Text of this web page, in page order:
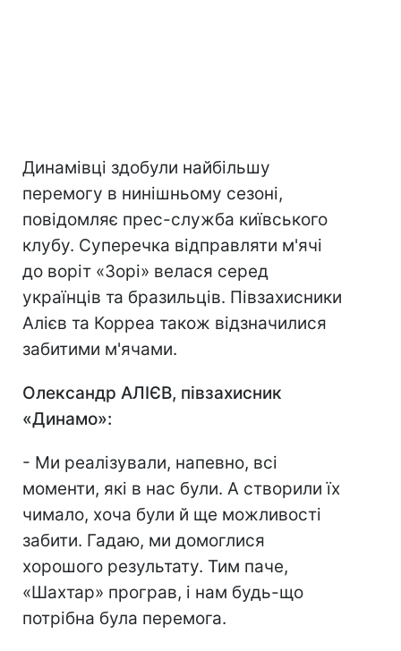
Динамівці здобули найбільшу
перемогу в нинішньому сезоні,
повідомляє прес-служба київського
клубу. Суперечка відправляти м'ячі
до воріт «Зорі» велася серед
українців та бразильців. Півзахисники
Алієв та Корреа також відзначилися
забитими м'ячами.
Олександр АЛІЄВ, півзахисник
«Динамо»:
- Ми реалізували, напевно, всі
моменти, які в нас були. А створили їх
чимало, хоча були й ще можливості
забити. Гадаю, ми домоглися
хорошого результату. Тим паче,
«Шахтар» програв, і нам будь-що
потрібна була перемога.